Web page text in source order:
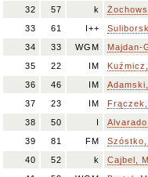
32
57 k
33
61 I++
34
33 WGM
Majdan-
35
22 IM
36
46 IM
37
23 IM
38
50 I
39
81 FM
40
52 k
Cajbel,